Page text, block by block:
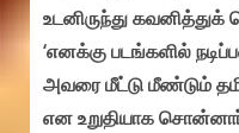
உடனிருந்து
‘எனக்கு படங்களில்
அவரை மீட்டு மீண்டும்
என உறுதியாக